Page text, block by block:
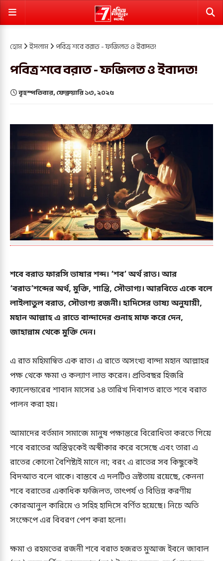
হোম ইসলাম পবিত্র শবে বরাত - ফজিলত ও ইবাদত!
পবিত্র শবে বরাত - ফজিলত ও ইবাদত!
বৃহস্পতিবার, ফেব্রুয়ারি ১৩, ২০২৫
শবে বরাত ফারসি ভাষার শব্দ। ‘শব’ অর্থ রাত। আর
‘বরাত’শব্দের অর্থ, মুক্তি, শান্তি, সৌভাগ্য। আরবিতে একে বলে
লাইলাতুল বরাত, সৌভাগ্য রজনী। হাদিসের ভাষ্য অনুযায়ী,
মহান আল্লাহ এ রাতে বান্দাদের গুনাহ মাফ করে দেন,
জাহান্নাম থেকে মুক্তি দেন।
এ রাত মহিমান্বিত এক রাত। এ রাতে অসংখ্য বান্দা মহান আল্লাহর
পক্ষ থেকে ক্ষমা ও কল্যাণ লাভ করেন। প্রতিবছর হিজরি
ক্যালেন্ডারের শাবান মাসের ১৪ তারিখ দিবাগত রাতে শবে বরাত
পালন করা হয়।
আমাদের বর্তমান সমাজে মানুষ পক্ষান্তরে বিরোধিতা করতে গিয়ে
শবে বরাতের অস্তিত্বকেই অস্বীকার করে বসেছে এবং তারা এ
রাতের কোনো বৈশিষ্ট্যই মানে না; বরং এ রাতের সব কিছুকেই
বিদআত বলে থাকে। বাস্তবে এ দলটিও ভ্রষ্টতায় রয়েছে, কেননা
শবে বরাতের একাধিক ফজিলত, তাৎপর্য ও বিভিন্ন করণীয়
কোরআনুল কারিমে ও সহিহ হাদিসে বর্ণিত হয়েছে। নিচে অতি
সংক্ষেপে এর বিবরণ পেশ করা হলো।
ক্ষমা ও রহমতের রজনী শবে বরাত হজরত মুআজ ইবনে জাবাল